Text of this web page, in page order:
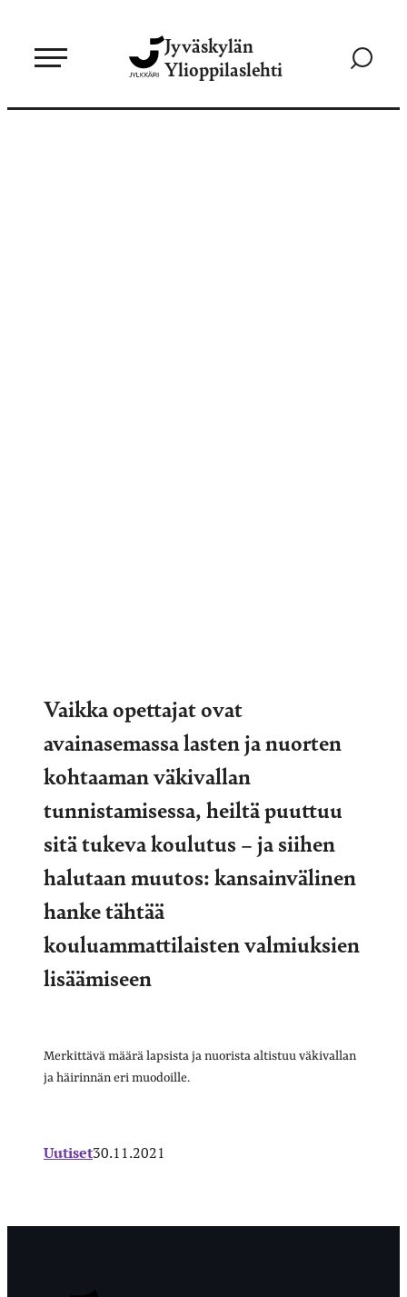
sisältöön
Jyväskylän
Ylioppilaslehti
Siirry
Vaikka opettajat ovat
avainasemassa lasten ja nuorten
kohtaaman väkivallan
tunnistamisessa, heiltä puuttuu
sitä tukeva koulutus – ja siihen
halutaan muutos: kansainvälinen
hanke tähtää
kouluammattilaisten valmiuksien
lisäämiseen
Merkittävä määrä lapsista ja nuorista altistuu väkivallan
ja häirinnän eri muodoille.
Uutiset30.11.2021